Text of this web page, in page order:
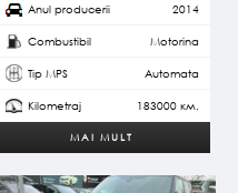
Anul producerii 2014
Combustibil Motorina
Tip MPS Automata
Kilometraj 183000 км.
MAI MULT